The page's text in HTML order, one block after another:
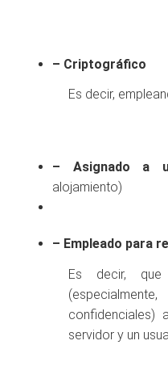
– Criptográfico
Es decir,
– Asignado a
alojamiento)
– Empleado para
Es decir,
confidenciales)
servidor y un